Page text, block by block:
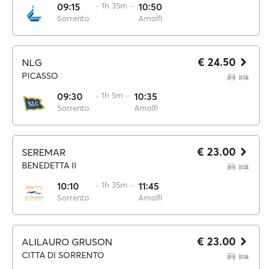
09:15
Sorrento
·· 1h 35m ·· 10:50
Amalfi
NLG
PICASSO
09:30
Sorrento
·· 1h 5m ·· 10:35
Amalfi
€ 24.50
SEREMAR
BENEDETTA II
10:10
Sorrento
·· 1h 35m ·· 11:45
Amalfi
€ 23.00
ALILAURO GRUSON
CITTA DI SORRENTO
€ 23.00